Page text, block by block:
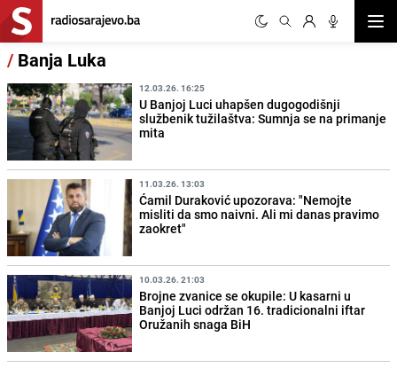
/ Banja Luka
12.03.26. 16:25
U Banjoj Luci uhapšen dugogodišnji
službenik tužilaštva: Sumnja se na primanje
mita
11.03.26. 13:03
Ćamil Duraković upozorava: "Nemojte
misliti da smo naivni. Ali mi danas pravimo
zaokret"
10.03.26. 21:03
Brojne zvanice se okupile: U kasarni u
Banjoj Luci održan 16. tradicionalni iftar
Oružanih snaga BiH